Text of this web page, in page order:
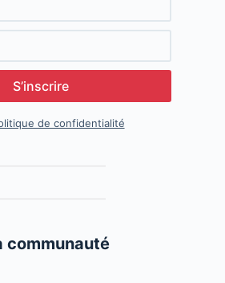
S’inscrire
de confidentialité
communauté